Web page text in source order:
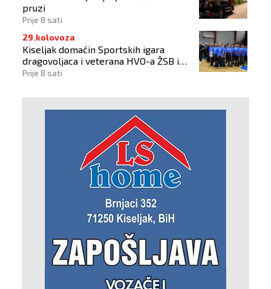
pruzi
Prije 8 sati
29.kolovoza
Kiseljak domaćin Sportskih igara
dragovoljaca i veterana HVO-a ŽSB i
Dana branitelja
Prije 8 sati